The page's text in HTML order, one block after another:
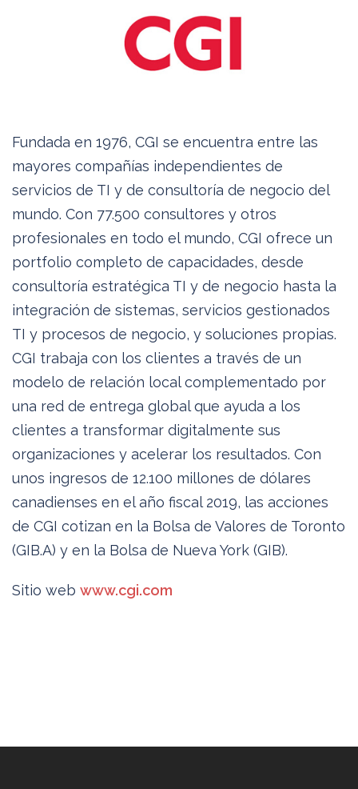
Fundada en 1976, CGI se encuentra entre las
mayores compañías independientes de
servicios de TI y de consultoría de negocio del
mundo. Con 77.500 consultores y otros
profesionales en todo el mundo, CGI ofrece un
portfolio completo de capacidades, desde
consultoría estratégica TI y de negocio hasta la
integración de sistemas, servicios gestionados
TI y procesos de negocio, y soluciones propias.
CGI trabaja con los clientes a través de un
modelo de relación local complementado por
una red de entrega global que ayuda a los
clientes a transformar digitalmente sus
organizaciones y acelerar los resultados. Con
unos ingresos de 12.100 millones de dólares
canadienses en el año fiscal 2019, las acciones
de CGI cotizan en la Bolsa de Valores de Toronto
(GIB.A) y en la Bolsa de Nueva York (GIB).
Sitio web www.cgi.com